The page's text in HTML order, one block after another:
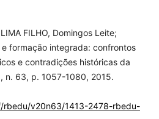
FILHO, Domingos Leite;
formação integrada: confrontos
e contradições históricas da
n. 63, p. 1057-1080, 2015.
v20n63/1413-2478-rbedu-